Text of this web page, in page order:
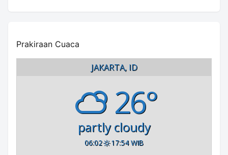
Prakiraan Cuaca
JAKARTA, ID
26°
partly cloudy
06:02 17:54 WIB